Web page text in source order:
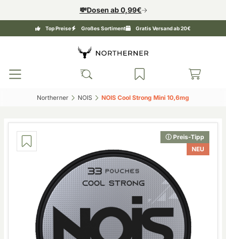
💸Dosen ab 0,99€
Top Preise Großes Sortiment Gratis Versand ab 20€
Northerner‎ NOIS‎ NOIS Cool Strong Mini 10,6mg‎
ⓘ Preis-Tipp
NEU